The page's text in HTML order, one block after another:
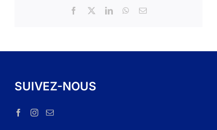
Facebook
X LinkedInWhatsApp
Email
SUIVEZ-NOUS